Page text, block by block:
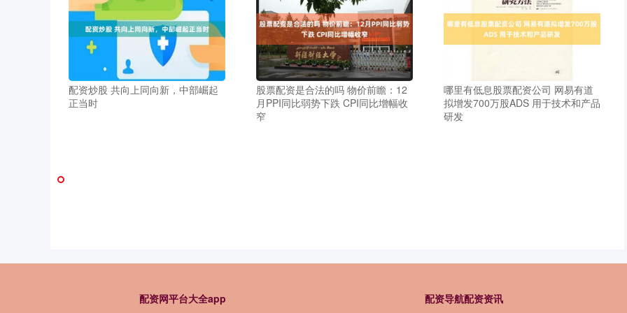
配资炒股 共向上同向新，中部崛起
正当时
股票配资是合法的吗 物价前瞻：12
月PPI同比弱势下跌 CPI同比增幅收
窄
哪里有低息股票配资公司 网易有道
拟增发700万股ADS 用于技术和产品
研发
配资网平台大全app 配资导航配资资讯